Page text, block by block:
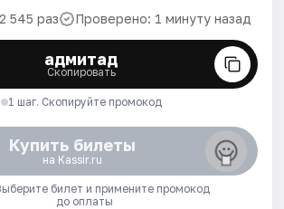
545 раз Проверено: 1 минуту назад
адмитад
Скопировать
1 шаг. Скопируйте промокод
Купить билеты
на Kassir.ru
билет и примените промокод
до оплаты